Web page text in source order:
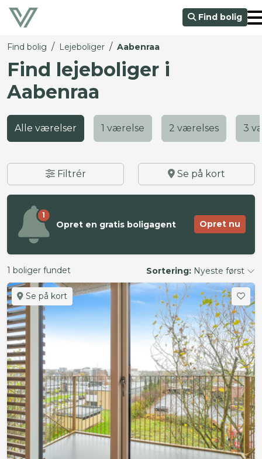
Find bolig
Find bolig / Lejeboliger / Aabenraa
Find lejeboliger i
Aabenraa
Alle værelser 1 værelse 2 værelses 3
Filtrér Se på kort
1
Opret en gratis boligagent Opret nu
1 boliger fundet Sortering: Nyeste først
Se på kort